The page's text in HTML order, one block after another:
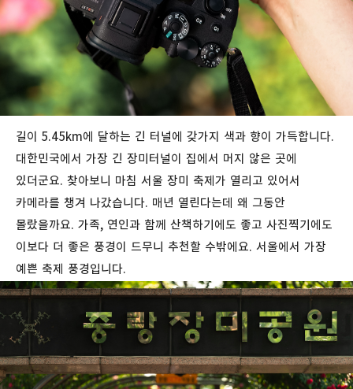
길이 5.45km에 달하는 긴 터널에 갖가지 색과 향이 가득합니다.
대한민국에서 가장 긴 장미터널이 집에서 머지 않은 곳에
있더군요. 찾아보니 마침 서울 장미 축제가 열리고 있어서
카메라를 챙겨 나갔습니다. 매년 열린다는데 왜 그동안
몰랐을까요. 가족, 연인과 함께 산책하기에도 좋고 사진찍기에도
이보다 더 좋은 풍경이 드무니 추천할 수밖에요. 서울에서 가장
예쁜 축제 풍경입니다.